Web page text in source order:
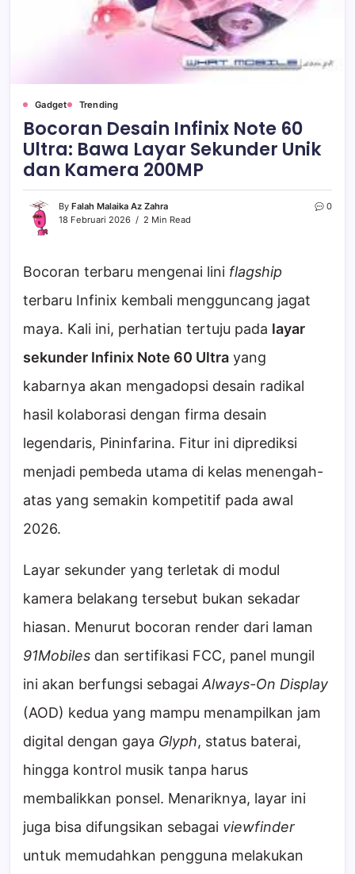
Gadget Trending
Bocoran Desain Infinix Note 60
Ultra: Bawa Layar Sekunder Unik
dan Kamera 200MP
By Falah Malaika Az Zahra
18 Februari 2026
2 Min Read
0
Bocoran terbaru mengenai lini flagship
terbaru Infinix kembali mengguncang jagat
maya. Kali ini, perhatian tertuju pada layar
sekunder Infinix Note 60 Ultra yang
kabarnya akan mengadopsi desain radikal
hasil kolaborasi dengan firma desain
legendaris, Pininfarina. Fitur ini diprediksi
menjadi pembeda utama di kelas menengah-
atas yang semakin kompetitif pada awal
2026.
Layar sekunder yang terletak di modul
kamera belakang tersebut bukan sekadar
hiasan. Menurut bocoran render dari laman
91Mobiles dan sertifikasi FCC, panel mungil
ini akan berfungsi sebagai Always-On Display
(AOD) kedua yang mampu menampilkan jam
digital dengan gaya Glyph, status baterai,
hingga kontrol musik tanpa harus
membalikkan ponsel. Menariknya, layar ini
juga bisa difungsikan sebagai viewfinder
untuk memudahkan pengguna melakukan